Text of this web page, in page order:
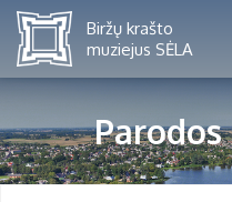
Mėnesio